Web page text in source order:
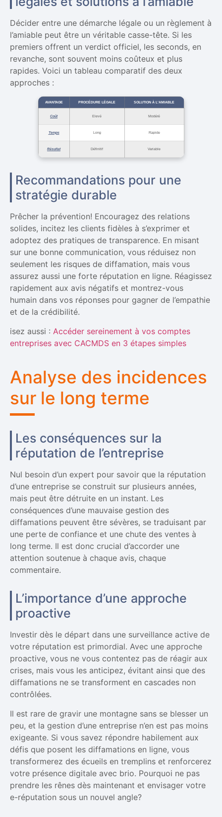
Décider entre une démarche légale ou un règlement à
l’amiable peut être un véritable casse-tête. Si les
premiers offrent un verdict officiel, les seconds, en
revanche, sont souvent moins coûteux et plus
rapides. Voici un tableau comparatif des deux
approches :
AVANTAGE PROCÉDURE LÉGALE SOLUTION À L’AMIABLE
Coût Elevé Modéré
Temps Long Rapide
Résultat Définitif Variable
Recommandations pour une
stratégie durable
Prêcher la prévention! Encouragez des relations
solides, incitez les clients fidèles à s’exprimer et
adoptez des pratiques de transparence. En misant
sur une bonne communication, vous réduisez non
seulement les risques de diffamation, mais vous
assurez aussi une forte réputation en ligne. Réagissez
rapidement aux avis négatifs et montrez-vous
humain dans vos réponses pour gagner de l’empathie
et de la crédibilité.
isez aussi : Accéder sereinement à vos comptes
entreprises avec CACMDS en 3 étapes simples
Analyse des incidences
sur le long terme
Les conséquences sur la
réputation de l’entreprise
Nul besoin d’un expert pour savoir que la réputation
d’une entreprise se construit sur plusieurs années,
mais peut être détruite en un instant. Les
conséquences d’une mauvaise gestion des
diffamations peuvent être sévères, se traduisant par
une perte de confiance et une chute des ventes à
long terme. Il est donc crucial d’accorder une
attention soutenue à chaque avis, chaque
commentaire.
L’importance d’une approche
proactive
Investir dès le départ dans une surveillance active de
votre réputation est primordial. Avec une approche
proactive, vous ne vous contentez pas de réagir aux
crises, mais vous les anticipez, évitant ainsi que des
diffamations ne se transforment en cascades non
contrôlées.
Il est rare de gravir une montagne sans se blesser un
peu, et la gestion d’une entreprise n’en est pas moins
exigeante. Si vous savez répondre habilement aux
défis que posent les diffamations en ligne, vous
transformerez des écueils en tremplins et renforcerez
votre présence digitale avec brio. Pourquoi ne pas
prendre les rênes dès maintenant et envisager votre
e-réputation sous un nouvel angle?